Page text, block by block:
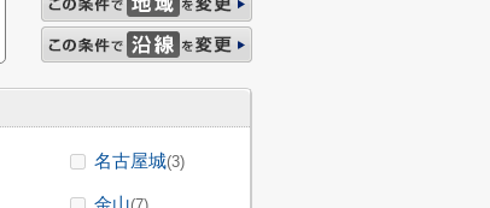
名古屋城(3)
金山